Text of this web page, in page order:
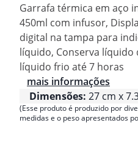
Garrafa térmica em aço
450ml com infusor,
digital na tampa para
líquido, Conserva
líquido frio até 7 horas
mais informações
Dimensões: 27 cm x
(Esse produto é produzido por
medidas e o peso apresentados